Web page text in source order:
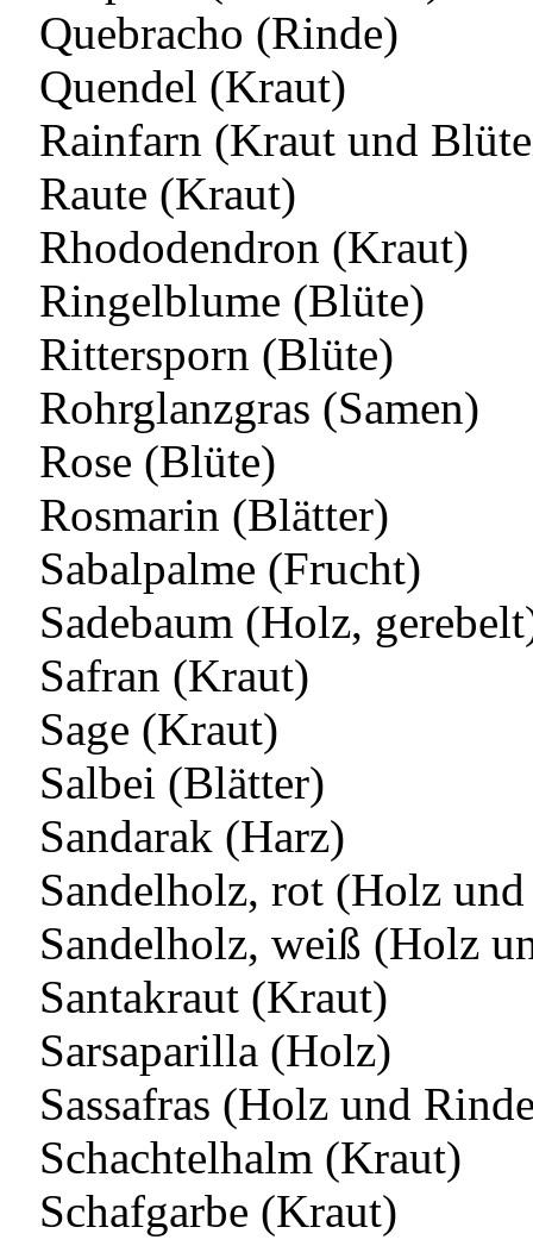
Quebracho (Rinde)
Quendel (Kraut)
Rainfarn (Kraut und
Raute (Kraut)
Rhododendron (Kraut)
Ringelblume (Blüte)
Rittersporn (Blüte)
Rohrglanzgras (Samen)
Rose (Blüte)
Rosmarin (Blätter)
Sabalpalme (Frucht)
Sadebaum (Holz,
Safran (Kraut)
Sage (Kraut)
Salbei (Blätter)
Sandarak (Harz)
Sandelholz, rot (Holz
Sandelholz, weiß (Holz
Santakraut (Kraut)
Sarsaparilla (Holz)
Sassafras (Holz und
Schachtelhalm (Kraut)
Schafgarbe (Kraut)